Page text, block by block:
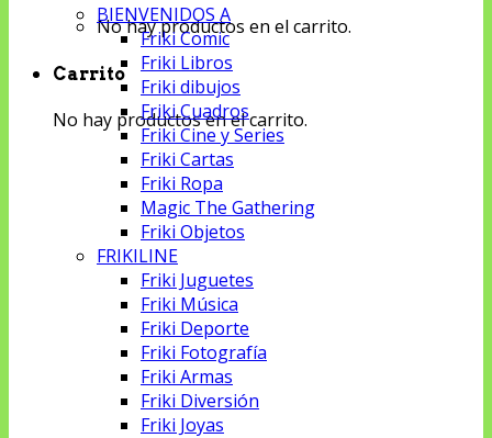
No hay productos en el carrito.
Carrito
No hay productos en el carrito.
BIENVENIDOS A
Friki Comic
Friki Libros
Friki dibujos
Friki Cuadros
Friki Cine y Series
Friki Cartas
Friki Ropa
Magic The Gathering
Friki Objetos
FRIKILINE
Friki Juguetes
Friki Música
Friki Deporte
Friki Fotografía
Friki Armas
Friki Diversión
Friki Joyas